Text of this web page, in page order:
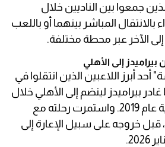
جمعوا بين الناديين خلال
المباشر بينهما أو باللعب
الآخر عبر محطة مختلفة.
إلى الأهلي
أبرز اللاعبين الذين انتقلوا في
بيراميدز لينضم إلى الأهلي خلال
فترة الانتقالات الصيفية عام 2019. واستمرت رحلته مع
قبل خروجه على سبيل الإعارة إلى